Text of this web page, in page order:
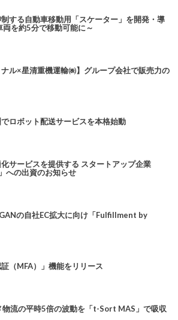
する自動車移動用「スケーター」を開発・導
を約5分で移動可能に～
ナル×星清重機運輸㈱】グループ会社で販売力の
ロボット配送サービスを本格始動
サービスを提供する スタートアップ企業
への出資のお知らせ
の自社EC拡大に向け「Fulfillment by
（MFA）」機能をリリース
流の平時5倍の波動を「t-Sort MAS」で吸収